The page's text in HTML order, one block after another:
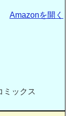
ミックス
Amazonを開く